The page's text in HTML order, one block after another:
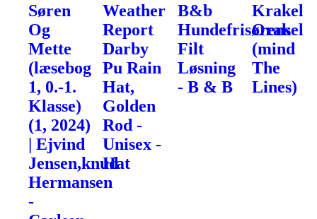
Søren
Og
Mette
(læsebog
1, 0.-1.
Klasse)
(1, 2024)
| Ejvind
Jensen,knud
Hermansen
-
Weather
Report
Darby
Pu Rain
Hat,
Golden
Rod -
Unisex -
Hat
B&b
Hundefrisørens
Filt
Løsning
- B & B
Krakel
Orakel
(mind
The
Lines)